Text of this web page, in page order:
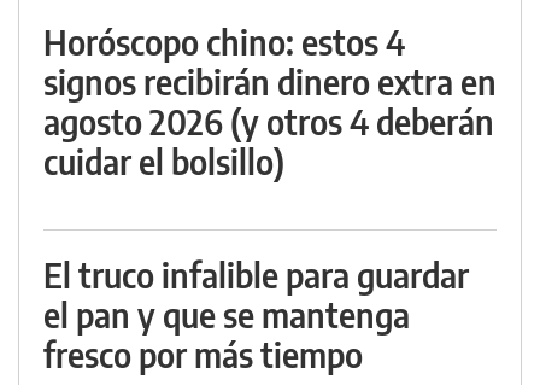
Horóscopo chino: estos 4
signos recibirán dinero extra en
agosto 2026 (y otros 4 deberán
cuidar el bolsillo)
El truco infalible para guardar
el pan y que se mantenga
fresco por más tiempo